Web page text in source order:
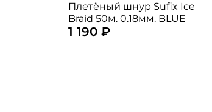
Плетёный шнур Sufix Ice
Braid 50м. 0.18мм. BLUE
1 190 ₽